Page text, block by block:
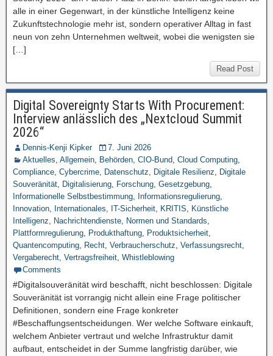
alle in einer Gegenwart, in der künstliche Intelligenz keine
Zukunftstechnologie mehr ist, sondern operativer Alltag in fast
neun von zehn Unternehmen weltweit, wobei die wenigsten sie
[…]
Read Post
Digital Sovereignty Starts With Procurement:
Interview anlässlich des „Nextcloud Summit
2026“
Dennis-Kenji Kipker
7. Juni 2026
Aktuelles, Allgemein, Behörden, CIO-Bund, Cloud Computing,
Compliance, Cybercrime, Datenschutz, Digitale Resilienz, Digitale
Souveränität, Digitalisierung, Forschung, Gesetzgebung,
Informationelle Selbstbestimmung, Informationsregulierung,
Innovation, Internationales, IT-Sicherheit, KRITIS, Künstliche
Intelligenz, Nachrichtendienste, Normen und Standards,
Plattformregulierung, Produkthaftung, Produktsicherheit,
Quantencomputing, Recht, Verbraucherschutz, Verfassungsrecht,
Vergaberecht, Vertragsfreiheit, Whistleblowing
Comments
#Digitalsouveränität wird beschafft, nicht beschlossen: Digitale
Souveränität ist vorrangig nicht allein eine Frage politischer
Definitionen, sondern eine Frage konkreter
#Beschaffungsentscheidungen. Wer welche Software einkauft,
welchem Anbieter vertraut und welche Infrastruktur damit
aufbaut, entscheidet in der Summe langfristig darüber, wie